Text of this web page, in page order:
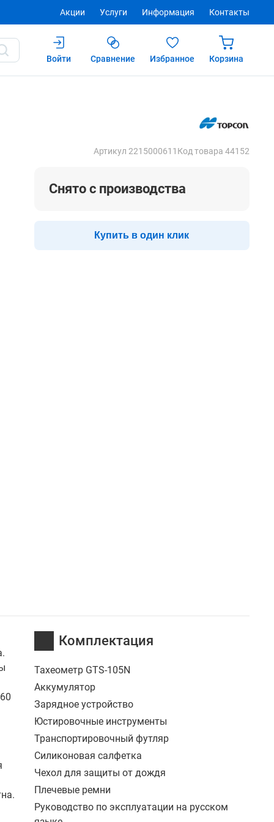
Акции Услуги Информация Контакты
Войти Сравнение Избранное Корзина
Артикул 2215000611 Код товара 44152
Снято с производства
Купить в один клик
Комплектация
Тахеометр GTS-105N
Аккумулятор
Зарядное устройство
Юстировочные инструменты
Транспортировочный футляр
Силиконовая салфетка
Чехол для защиты от дождя
Плечевые ремни
Руководство по эксплуатации на русском